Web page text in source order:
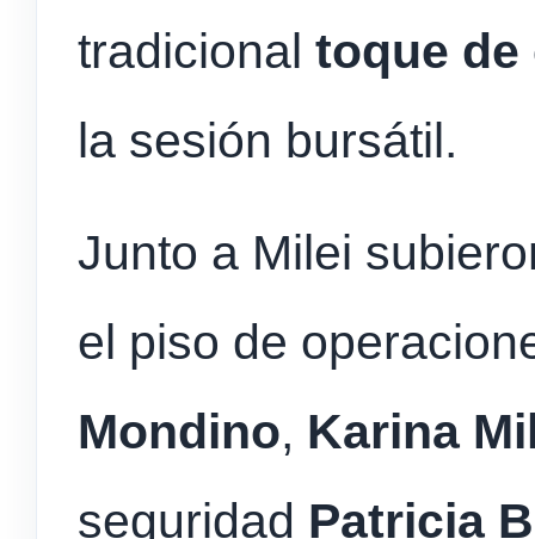
tradicional toque de
la sesión bursátil.
Junto a Milei
el piso de
Mondino, Karina
seguridad Patricia